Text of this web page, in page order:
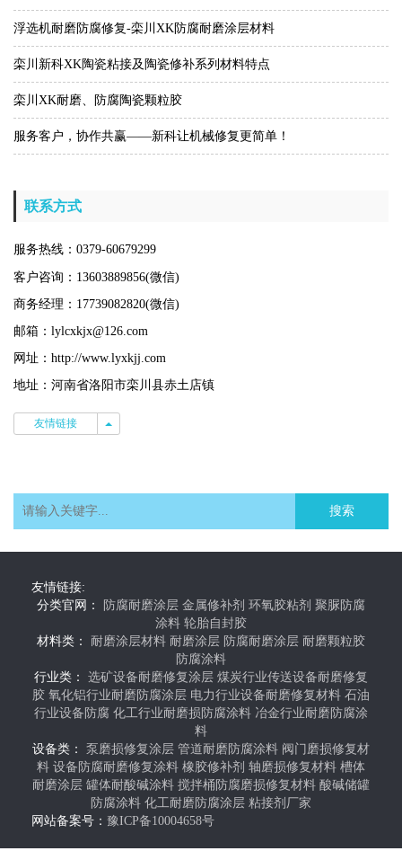
浮选机耐磨防腐修复-栾川XK防腐耐磨涂层材料
栾川新科XK陶瓷粘接及陶瓷修补系列材料特点
栾川XK耐磨、防腐陶瓷颗粒胶
服务客户，协作共赢——新科让机械修复更简单！
联系方式
服务热线：0379-60679299
客户咨询：13603889856(微信)
商务经理：17739082820(微信)
邮箱：lylcxkjx@126.com
网址：http://www.lyxkjj.com
地址：河南省洛阳市栾川县赤土店镇
友情链接 友情链接
搜索
友情链接:
分类官网：
防腐耐磨涂层 金属修补剂 环氧胶粘剂 聚脲防腐
涂料 轮胎自封胶
材料类： 耐磨涂层材料 耐磨涂层 防腐耐磨涂层 耐磨颗粒胶
防腐涂料
行业类： 选矿设备耐磨修复涂层 煤炭行业传送设备耐磨修复
胶 氧化铝行业耐磨防腐涂层 电力行业设备耐磨修复材料 石油
行业设备防腐 化工行业耐磨损防腐涂料 冶金行业耐磨防腐涂
料
设备类： 泵磨损修复涂层 管道耐磨防腐涂料 阀门磨损修复材
料 设备防腐耐磨修复涂料 橡胶修补剂 轴磨损修复材料 槽体
耐磨涂层 罐体耐酸碱涂料 搅拌桶防腐磨损修复材料 酸碱储罐
防腐涂料 化工耐磨防腐涂层 粘接剂厂家
网站备案号： 豫ICP备10004658号